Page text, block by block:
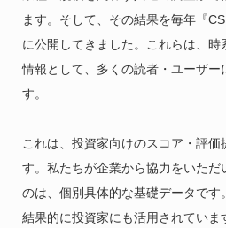
ます。そして、その結果を毎年『
に公開してきました。これらは、
情報として、多くの読者・ユーザー
す。
これは、投資家向けのスコア・評価
す。私たちが企業から協力をいただ
のは、個別具体的な基礎データです
結果的に投資家にも活用されていま